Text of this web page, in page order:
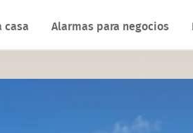
casa Alarmas para negocios